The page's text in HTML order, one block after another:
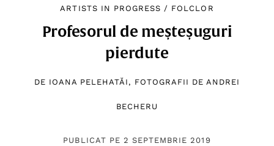
ARTISTS IN PROGRESS / FOLCLOR
Profesorul de meșteșuguri
pierdute
DE IOANA PELEHATĂI , FOTOGRAFII DEANDREI
BECHERU
PUBLICAT PE 2 SEPTEMBRIE 2019